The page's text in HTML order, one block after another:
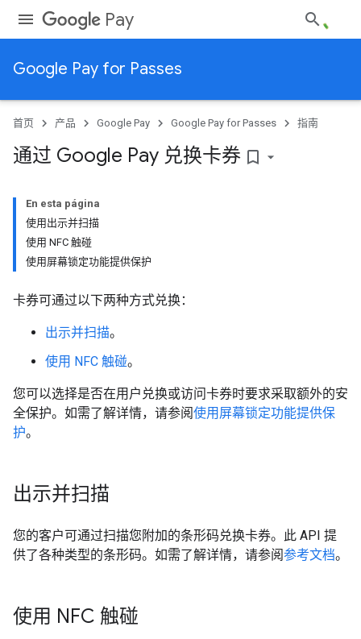
Pay
Google Pay for Passes
首页 产品 Google Pay Google Pay for Passes 指南
通过 Google Pay 兑换卡券 bookmark_border
En esta página
使用出示并扫描
使用 NFC 触碰
使用屏幕锁定功能提供保护
卡券可通过以下两种方式兑换：
出示并扫描。
使用 NFC 触碰。
您可以选择是否在用户兑换或访问卡券时要求采取额外的安
全保护。如需了解详情，请参阅使用屏幕锁定功能提供保
护。
出示并扫描
您的客户可通过扫描您附加的条形码兑换卡券。此 API 提
供了各种类型的条形码。如需了解详情，请参阅参考文档。
使用 NFC 触碰